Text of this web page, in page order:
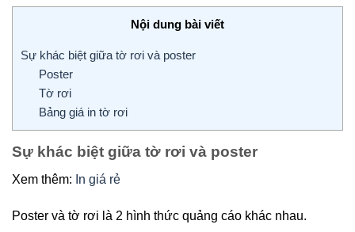
Nội dung bài viết
Sự khác biệt giữa tờ rơi và poster
Poster
Tờ rơi
Bảng giá in tờ rơi
Sự khác biệt giữa tờ rơi và poster
Xem thêm: In giá rẻ
Poster và tờ rơi là 2 hình thức quảng cáo khác nhau.